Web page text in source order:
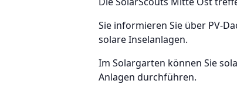
Sie informieren Sie über PV-
solare Inselanlagen.
Im Solargarten können Sie
Anlagen durchführen.